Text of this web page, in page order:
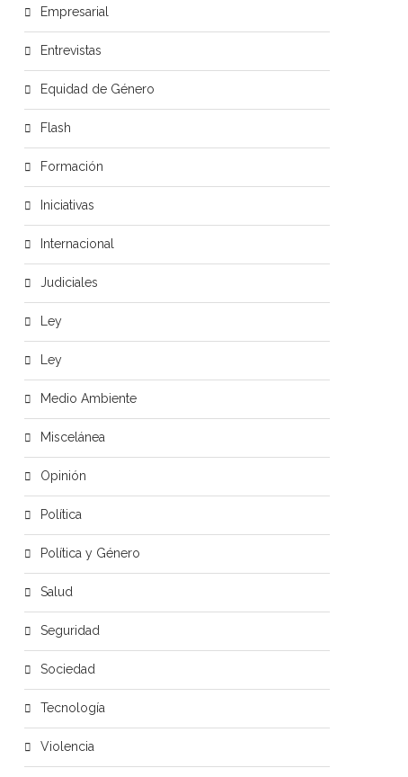
Empresarial
Entrevistas
Equidad de Género
Flash
Formación
Iniciativas
Internacional
Judiciales
Ley
Ley
Medio Ambiente
Miscelánea
Opinión
Política
Política y Género
Salud
Seguridad
Sociedad
Tecnología
Violencia